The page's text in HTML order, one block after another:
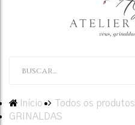
Início Todos os produtos
GRINALDAS